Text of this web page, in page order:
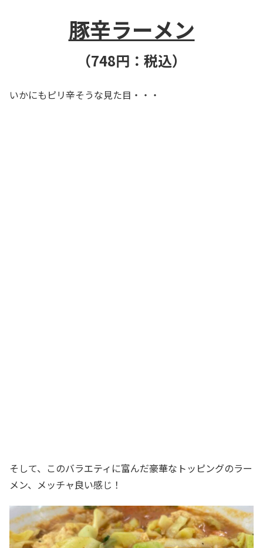
豚辛ラーメン
（748円：税込）
いかにもピリ辛そうな見た目・・・
そして、このバラエティに富んだ豪華なトッピングのラー
メン、メッチャ良い感じ！